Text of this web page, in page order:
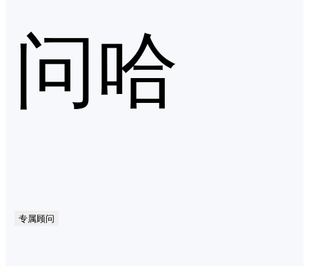
问哈
专属顾问